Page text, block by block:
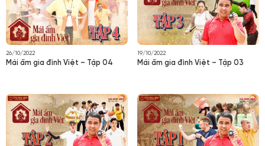
26/10/2022
Mái ấm gia đình Việt – Tập 04
19/10/2022
Mái ấm gia đình Việt – Tập 03